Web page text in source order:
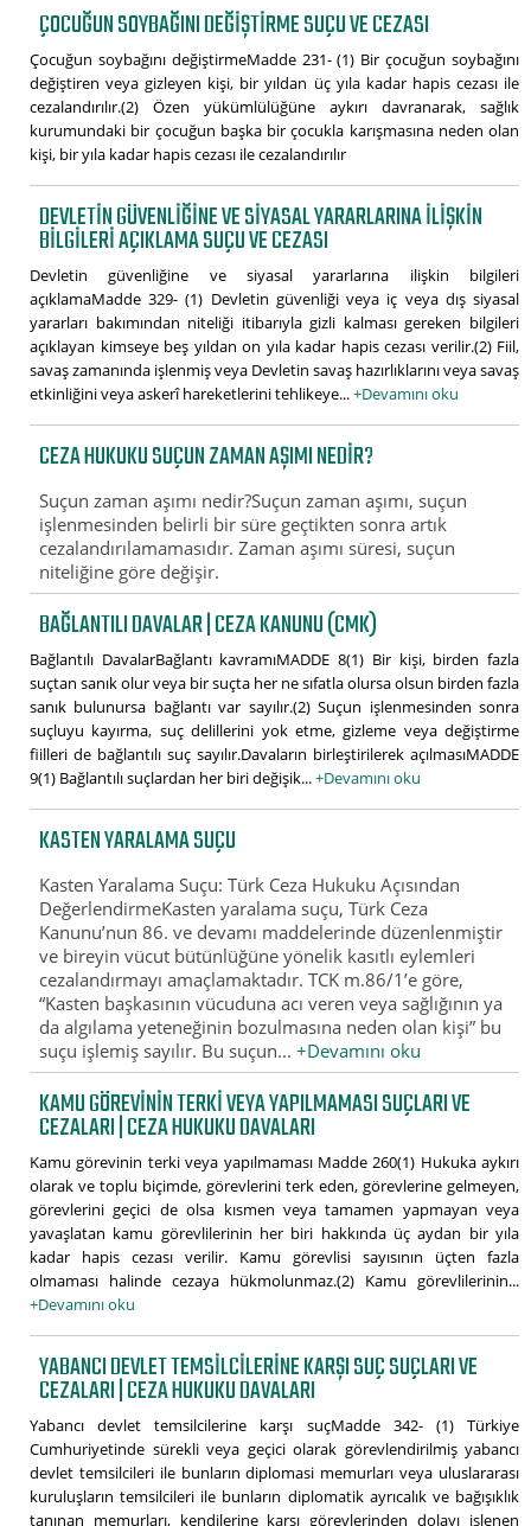
ÇOCUĞUN SOYBAĞINI DEĞIŞTIRME SUÇU VE CEZASI
Çocuğun soybağını değiştirmeMadde 231- (1) Bir çocuğun soybağını
değiştiren veya gizleyen kişi, bir yıldan üç yıla kadar hapis cezası ile
cezalandırılır.(2) Özen yükümlülüğüne aykırı davranarak, sağlık
kurumundaki bir çocuğun başka bir çocukla karışmasına neden olan
kişi, bir yıla kadar hapis cezası ile cezalandırılır
DEVLETIN GÜVENLIĞINE VE SIYASAL YARARLARINA ILIŞKIN
BILGILERI AÇIKLAMA SUÇU VE CEZASI
Devletin güvenliğine ve siyasal yararlarına ilişkin bilgileri
açıklamaMadde 329- (1) Devletin güvenliği veya iç veya dış siyasal
yararları bakımından niteliği itibarıyla gizli kalması gereken bilgileri
açıklayan kimseye beş yıldan on yıla kadar hapis cezası verilir.(2) Fiil,
savaş zamanında işlenmiş veya Devletin savaş hazırlıklarını veya savaş
etkinliğini veya askerî hareketlerini tehlikeye...+Devamını oku
CEZA HUKUKU SUÇUN ZAMAN AŞIMI NEDIR?
Suçun zaman aşımı nedir?Suçun zaman aşımı, suçun
işlenmesinden belirli bir süre geçtikten sonra artık
cezalandırılamamasıdır. Zaman aşımı süresi, suçun
niteliğine göre değişir.
BAĞLANTILI DAVALAR | CEZA KANUNU (CMK)
Bağlantılı DavalarBağlantı kavramıMADDE 8(1) Bir kişi, birden fazla
suçtan sanık olur veya bir suçta her ne sıfatla olursa olsun birden fazla
sanık bulunursa bağlantı var sayılır.(2) Suçun işlenmesinden sonra
suçluyu kayırma, suç delillerini yok etme, gizleme veya değiştirme
fiilleri de bağlantılı suç sayılır.Davaların birleştirilerek açılmasıMADDE
9(1) Bağlantılı suçlardan her biri değişik...+Devamını oku
KASTEN YARALAMA SUÇU
Kasten Yaralama Suçu: Türk Ceza Hukuku Açısından
DeğerlendirmeKasten yaralama suçu, Türk Ceza
Kanunu’nun 86. ve devamı maddelerinde düzenlenmiştir
ve bireyin vücut bütünlüğüne yönelik kasıtlı eylemleri
cezalandırmayı amaçlamaktadır. TCK m.86/1’e göre,
“Kasten başkasının vücuduna acı veren veya sağlığının ya
da algılama yeteneğinin bozulmasına neden olan kişi” bu
suçu işlemiş sayılır. Bu suçun...+Devamını oku
KAMU GÖREVININ TERKI VEYA YAPILMAMASI SUÇLARI VE
CEZALARI | CEZA HUKUKU DAVALARI
Kamu görevinin terki veya yapılmaması Madde 260(1) Hukuka aykırı
olarak ve toplu biçimde, görevlerini terk eden, görevlerine gelmeyen,
görevlerini geçici de olsa kısmen veya tamamen yapmayan veya
yavaşlatan kamu görevlilerinin her biri hakkında üç aydan bir yıla
kadar hapis cezası verilir. Kamu görevlisi sayısının üçten fazla
olmaması halinde cezaya hükmolunmaz.(2) Kamu görevlilerinin...
+Devamını oku
YABANCI DEVLET TEMSILCILERINE KARŞI SUÇ SUÇLARI VE
CEZALARI | CEZA HUKUKU DAVALARI
Yabancı devlet temsilcilerine karşı suçMadde 342- (1) Türkiye
Cumhuriyetinde sürekli veya geçici olarak görevlendirilmiş yabancı
devlet temsilcileri ile bunların diplomasi memurları veya uluslararası
kuruluşların temsilcileri ile bunların diplomatik ayrıcalık ve bağışıklık
tanınan memurları, kendilerine karşı görevlerinden dolayı işlenen